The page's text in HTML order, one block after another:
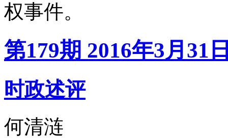
权事件。
第179期 2016年3月31
时政述评
何清涟